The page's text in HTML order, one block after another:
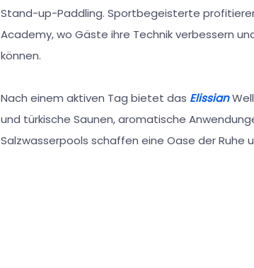
Stand-up-Paddling. Sportbegeisterte
Academy, wo Gäste ihre Technik verbessern
können.
Nach einem aktiven Tag bietet das Elissian
und türkische Saunen, aromatische
Salzwasserpools schaffen eine Oase der Ruhe